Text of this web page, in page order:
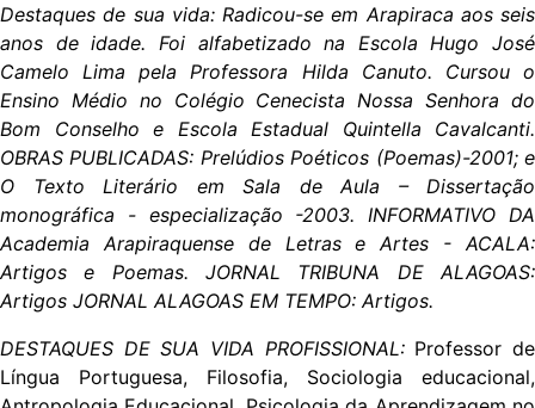
Destaques de sua vida: Radicou-se em Arapiraca aos seis
anos de idade. Foi alfabetizado na Escola Hugo José
Camelo Lima pela Professora Hilda Canuto. Cursou o
Ensino Médio no Colégio Cenecista Nossa Senhora do
Bom Conselho e Escola Estadual Quintella Cavalcanti.
OBRAS PUBLICADAS: Prelúdios Poéticos (Poemas)-2001; e
O Texto Literário em Sala de Aula – Dissertação
monográfica - especialização -2003. INFORMATIVO DA
Academia Arapiraquense de Letras e Artes - ACALA:
Artigos e Poemas. JORNAL TRIBUNA DE ALAGOAS:
Artigos JORNAL ALAGOAS EM TEMPO: Artigos.
DESTAQUES DE SUA VIDA PROFISSIONAL: Professor de
Língua Portuguesa, Filosofia, Sociologia educacional,